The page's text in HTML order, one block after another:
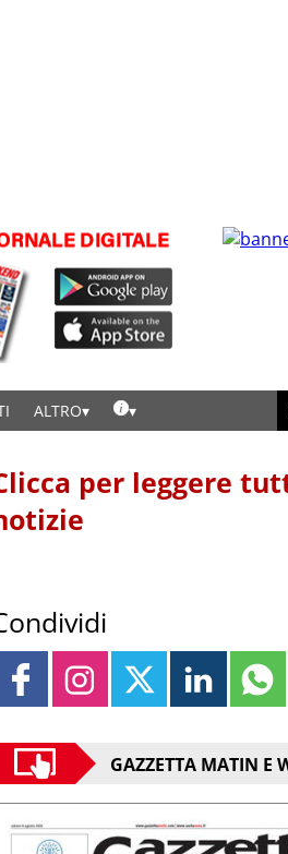
ALTRO
per leggere
GAZZETTA MATIN E